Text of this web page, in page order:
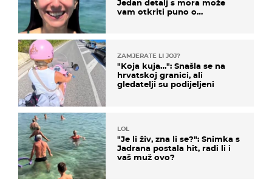
Jedan detalj s mora može
vam otkriti puno o
ZAMJERATE LI JOJ?
"Koja kuja…": Snašla se na
hrvatskoj granici, ali
gledatelji su podijeljeni
LOL
"Je li živ, zna li se?": Snimka s
Jadrana postala hit, radi li i
vaš muž ovo?